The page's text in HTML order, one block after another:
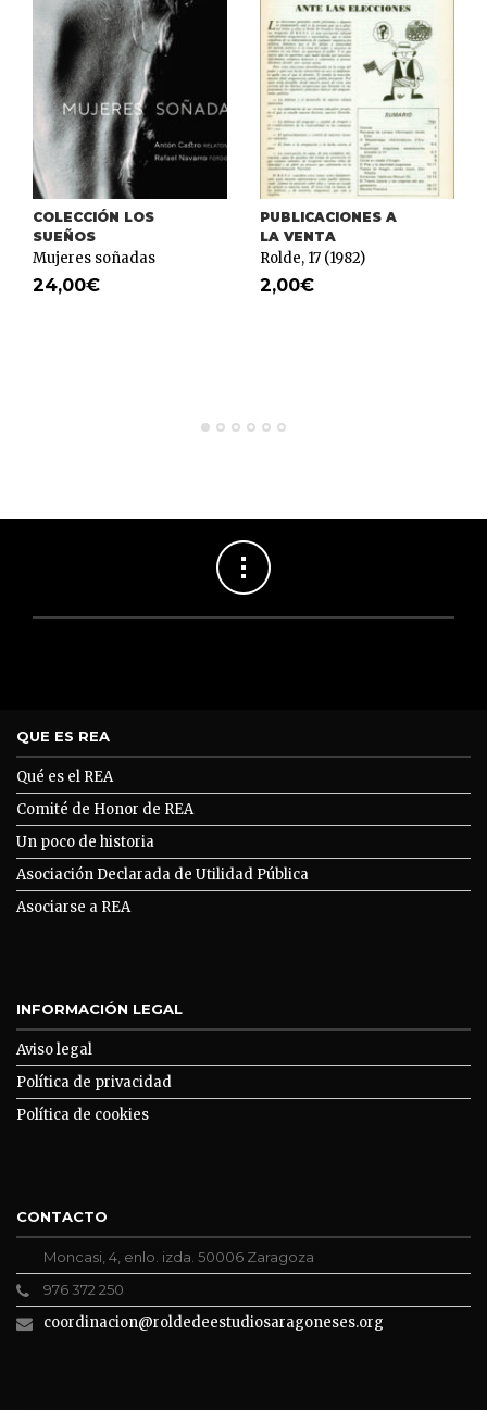
COLECCIÓN LOS
SUEÑOS
Mujeres soñadas
24,00€
PUBLICACIONES A
LA VENTA
Rolde, 17 (1982)
2,00€
QUE ES REA
Qué es el REA
Comité de Honor de REA
Un poco de historia
Asociación Declarada de Utilidad Pública
Asociarse a REA
INFORMACIÓN LEGAL
Aviso legal
Política de privacidad
Política de cookies
CONTACTO
Moncasi, 4, enlo. izda. 50006 Zaragoza
976 372 250
coordinacion@roldedeestudiosaragoneses.org